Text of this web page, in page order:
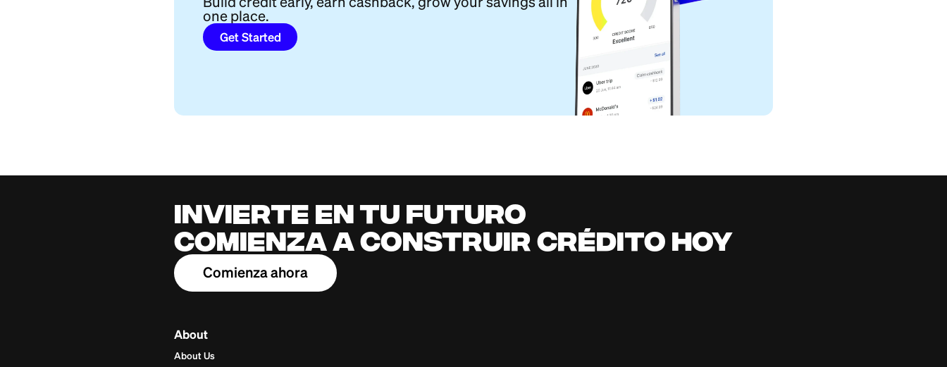
Firstcard Educational Content Team
July 21, 2026
Credit building